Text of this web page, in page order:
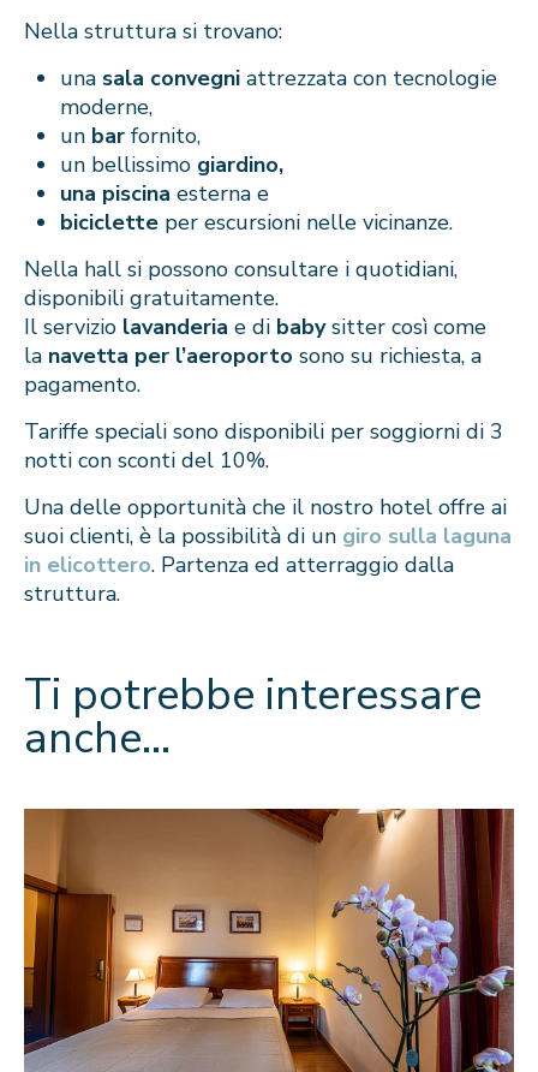
Nella struttura si trovano:
una sala convegni attrezzata con tecnologie
moderne,
un bar fornito,
un bellissimo giardino,
una piscina esterna e
biciclette per escursioni nelle vicinanze.
Nella hall si possono consultare i quotidiani,
disponibili gratuitamente.
Il servizio lavanderia e di babysitter così come
la navetta per l’aeroporto sono su richiesta, a
pagamento.
Tariffe speciali sono disponibili per soggiorni di 3
notti con sconti del 10%.
Una delle opportunità che il nostro hotel offre ai
suoi clienti, è la possibilità di un giro sulla laguna
in elicottero. Partenza ed atterraggio dalla
struttura.
Ti potrebbe interessare
anche…